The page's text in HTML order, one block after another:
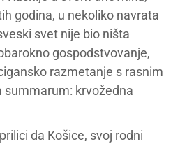
godina, u nekoliko navrata
svet nije bio ništa
gospodstvovanje,
razmetanje s rasnim
krvožedna
da Košice, svoj rodni